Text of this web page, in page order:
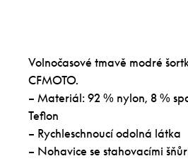
Volnočasové tmavě modré
CFMOTO.
– Materiál: 92 % nylon, 8 %
Teflon
– Rychleschnoucí odolná látka
– Nohavice se stahovacími